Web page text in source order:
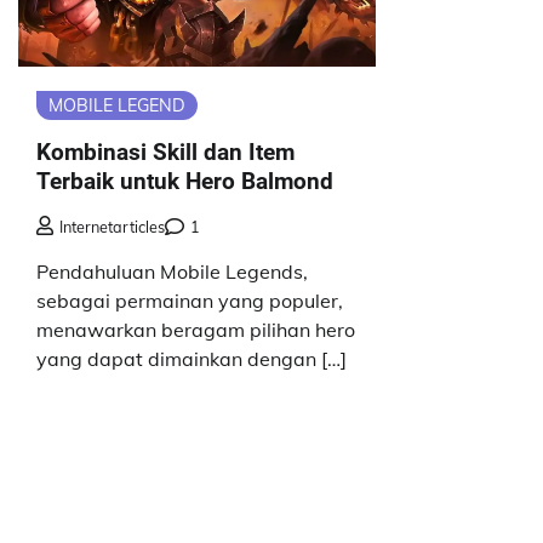
MOBILE LEGEND
Kombinasi Skill dan Item
Terbaik untuk Hero Balmond
Internetarticles 1
Pendahuluan Mobile Legends,
sebagai permainan yang populer,
menawarkan beragam pilihan hero
yang dapat dimainkan dengan […]